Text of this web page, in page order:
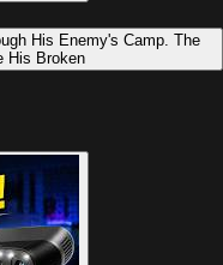
His Enemy's Camp. The
His Broken